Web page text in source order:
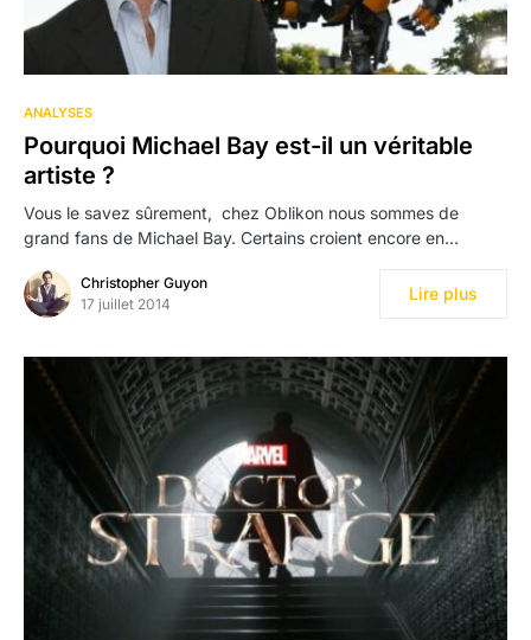
ANALYSES
Pourquoi Michael Bay est-il un véritable
artiste ?
Vous le savez sûrement, chez Oblikon nous sommes de
grand fans de Michael Bay. Certains croient encore en…
Christopher Guyon
17 juillet 2014
Lire plus